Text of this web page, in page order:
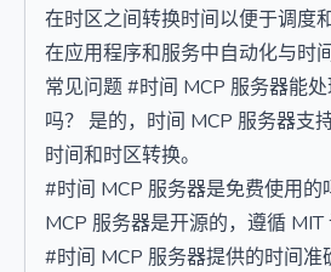
在时区之间转换时间以便于调度
在应用程序和服务中自动化与时
常见问题 #时间 MCP 服务器能
吗？ 是的，时间 MCP 服务器支
时间和时区转换。
#时间 MCP 服务器是免费使用的
MCP 服务器是开源的，遵循 MIT
#时间 MCP 服务器提供的时间准